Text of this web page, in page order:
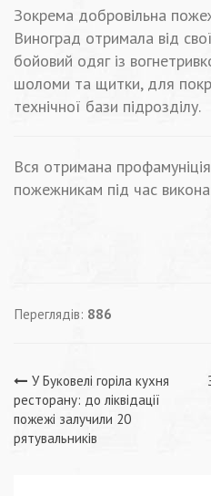
Зокрема добровільна
Виноград отримала від
бойовий одяг із
шоломи та щитки, для
технічної бази підрозділу.
Вся отримана
пожежникам під час
Переглядів: 886
Навігація
записів
У Буковелі горіла кухня
ресторану: до ліквідації
пожежі залучили 20
рятувальників